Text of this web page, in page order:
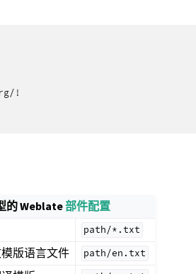
!
的 Weblate部件配置
path/*.txt
版语言文件 path/en.txt